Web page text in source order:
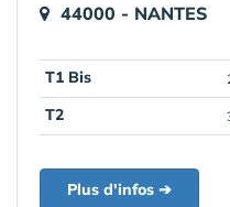
44000 - NANTES
T1 Bis
T2
Plus d'infos ➔